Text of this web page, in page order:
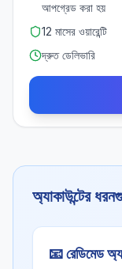
আপগ্রেড করা হয়
12 মাসের ওয়ারেন্টি
দ্রুত ডেলিভারি
অ্যাকাউন্টের
📧রেডিমেড